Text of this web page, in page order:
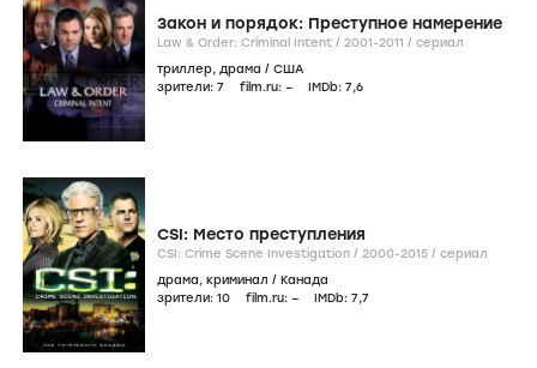
Закон и порядок: Преступное намерение
Law & Order: Criminal Intent / 2001-2011 / сериал
триллер, драма / США
зрители: 7 film.ru: – IMDb: 7,6
CSI: Место преступления
CSI: Crime Scene Investigation / 2000-2015 / сериал
драма, криминал / Канада
зрители: 10 film.ru: – IMDb: 7,7